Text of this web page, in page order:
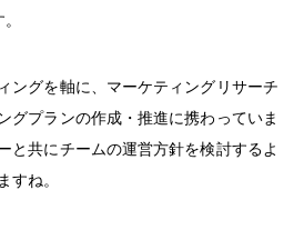
ングを軸に、マーケティングリサーチ
グプランの作成・推進に携わっていま
と共にチームの運営方針を検討するよ
すね。